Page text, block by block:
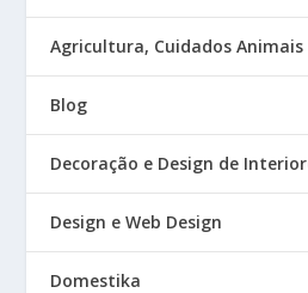
Agricultura, Cuidados
Blog
Decoração e Design de
Design e Web Design
Domestika